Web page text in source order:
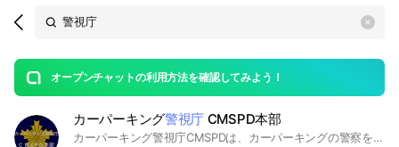
Search
OpenChats
messages
search
area
オープンチャットの利用方法を確認してみよう！
open
カーパーキング警視庁 CMSPD本部
カーパーキング警視庁CMSPDは、カーパーキングの警察をやってる方なら誰でも入って大丈夫です。最近カーパーで警察を始めた人でも気軽にお入りください。皆様のご入隊を心からお待ちしております。 無線もやっていいです！